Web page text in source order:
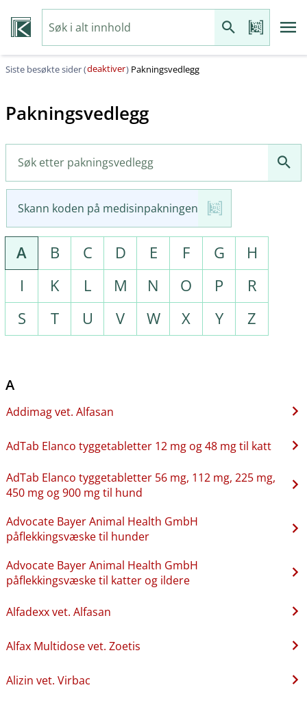
Siste besøkte sider (deaktiver) Pakningsvedlegg
Pakningsvedlegg
Skann koden på medisinpakningen
A B C D E F G
H
I
K L M N O P
R
S
T U V W X Y Z
A
Addimag vet. Alfasan
AdTab Elanco tyggetabletter 12 mg og 48 mg til katt
AdTab Elanco tyggetabletter 56 mg, 112 mg, 225 mg,
450 mg og 900 mg til hund
Advocate Bayer Animal Health GmbH
påflekkingsvæske til hunder
Advocate Bayer Animal Health GmbH
påflekkingsvæske til katter og ildere
Alfadexx vet. Alfasan
Alfax Multidose vet. Zoetis
Alizin vet. Virbac